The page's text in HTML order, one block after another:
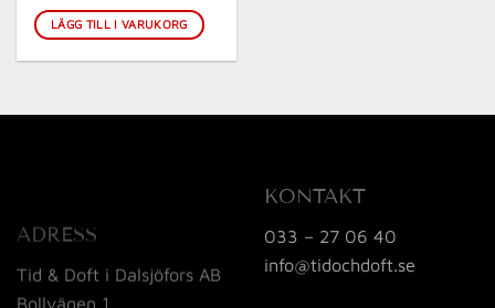
LÄGG TILL I VARUKORG
ADRESS
Tid & Doft i Dalsjöfors AB
Bollvägen 1
KONTAKT
033 – 27 06 40
info@tidochdoft.se